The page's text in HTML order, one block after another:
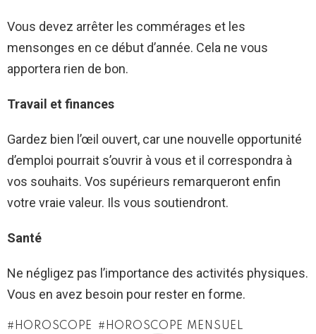
Vous devez arrêter les commérages et les
mensonges en ce début d’année. Cela ne vous
apportera rien de bon.
Travail et finances
Gardez bien l’œil ouvert, car une nouvelle opportunité
d’emploi pourrait s’ouvrir à vous et il correspondra à
vos souhaits. Vos supérieurs remarqueront enfin
votre vraie valeur. Ils vous soutiendront.
Santé
Ne négligez pas l’importance des activités physiques.
Vous en avez besoin pour rester en forme.
HOROSCOPE HOROSCOPE MENSUEL